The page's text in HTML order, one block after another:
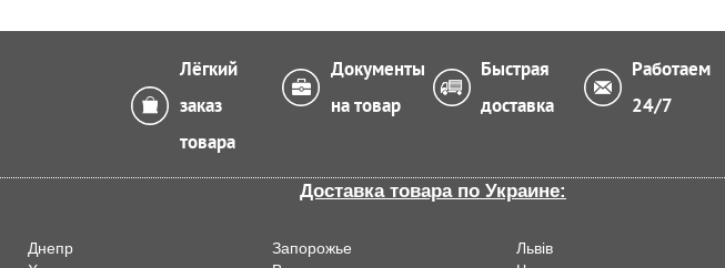
Лёгкий
заказ
товара
Документы
на товар
Быстрая
доставка
Работаем
24/7
Доставка товара по Украине:
Днепр Запорожье Львiв